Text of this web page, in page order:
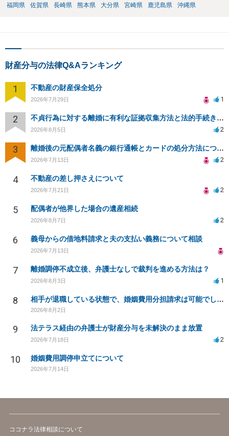
福岡県
佐賀県 長崎県 熊本県 大分県 宮崎県 鹿児島県 沖縄県
財産分与の法律Q&Aランキング
1 不動産の財産保全処分
2026年7月29日 1
2 不貞行為に対する離婚に有利な証拠収集方法と法的手続きについて
2026年8月5日 2
3 離婚後の元配偶者名義の銀行通帳とカードの処分方法について
2026年7月13日 2
4 不動産の差し押さえについて
2026年7月21日 2
5 配偶者が他界した場合の遺産相続
2026年8月7日 2
6 義母からの借地料請求と夫の支払い義務について相談
2026年7月13日
7 離婚調停不成立後、弁護士なしで裁判を進める方法は？
2026年8月3日 1
8 相手が退職している状態で、婚姻費用分担請求は可能でしょうか？
2026年8月2日
9 法テラス経由の弁護士が財産分与を未解決のまま放置
2026年7月18日 2
10 婚姻費用調停申立てについて
2026年7月14日
ココナラ法律相談について